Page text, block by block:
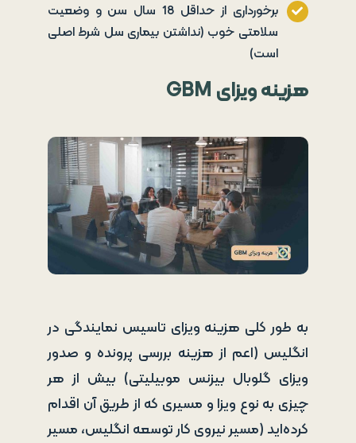
برخورداری از حداقل 18 سال سن و وضعیت
سلامتی خوب (نداشتن بیماری سل شرط اصلی
است)
هزینه ویزای GBM
به طور کلی هزینه ویزای تاسیس نمایندگی در
انگلیس (اعم از هزینه بررسی پرونده و صدور
ویزای گلوبال بیزنس موبیلیتی) بیش از هر
چیزی به نوع ویزا و مسیری که از طریق آن اقدام
کرده‌اید (مسیر نیروی کار توسعه انگلیس، مسیر